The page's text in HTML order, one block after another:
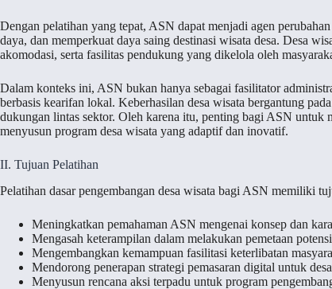
Dengan pelatihan yang tepat, ASN dapat menjadi agen
daya, dan memperkuat daya saing destinasi wisata desa. Desa
akomodasi, serta fasilitas pendukung yang dikelola oleh
Dalam konteks ini, ASN bukan hanya sebagai fasilitator
berbasis kearifan lokal. Keberhasilan desa wisata bergantung
dukungan lintas sektor. Oleh karena itu, penting bagi ASN untuk
menyusun program desa wisata yang adaptif dan inovatif.
II. Tujuan Pelatihan
Pelatihan dasar pengembangan desa wisata bagi ASN memiliki
Meningkatkan pemahaman ASN mengenai konsep dan
Mengasah keterampilan dalam melakukan pemetaan
Mengembangkan kemampuan fasilitasi keterlibatan
Mendorong penerapan strategi pemasaran digital untuk
Menyusun rencana aksi terpadu untuk program